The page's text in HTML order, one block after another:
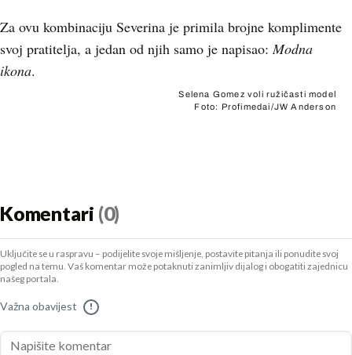
Za ovu kombinaciju Severina je primila brojne komplimente
svoj pratitelja, a jedan od njih samo je napisao:Modna
ikona.
Selena Gomez voli ružičasti model
Foto: Profimedai/JW Anderson
Komentari (0)
Uključite se u raspravu – podijelite svoje mišljenje, postavite pitanja ili ponudite svoj
pogled na temu. Vaš komentar može potaknuti zanimljiv dijalog i obogatiti zajednicu
našeg portala.
Važna obavijest !